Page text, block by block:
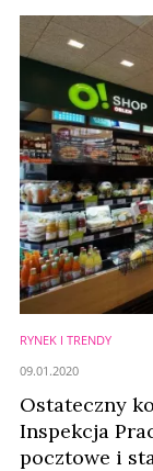
RYNEK I TRENDY
Ostateczny
Inspekcja
pocztowe i
09.01.2020